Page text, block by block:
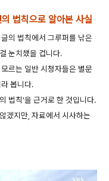
법칙으로 알아본 사실
의 법칙에서 그루퍼를 낚은
눈치챘을 겁니다.
르는 일반 시청자들은 별문
봅니다.
법칙'을 근거로 한 것입니다.
겠지만, 자료에서 시사하는